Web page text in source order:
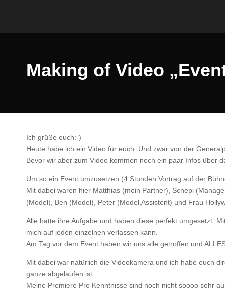
Making of Video
Ich grüße euch:-)
Heute habe ich ein Video für euch. Und zwar von der
Bevor wir aber zum Video kommen noch ein paar Infos über
Um so ein Event umzusetzen (4 Stunden Vortrag auf der
Mit dabei waren hier Matthias (mein Partner), Schepi
(Model), Ben (Model), Peter (Model,Assistent) und Frau
Alle hatte ihre Aufgabe und haben diese perfekt umgesetzt.
mich auf jeden einzelnen verlassen kann.
Am Tag vor dem Event haben wir uns alle getroffen und
Mit dabei war natürlich die Videokamera und ich habe euch
ganze abgelaufen ist.
Meine Premiere Pro Kenntnisse sind noch nicht soooo sehr